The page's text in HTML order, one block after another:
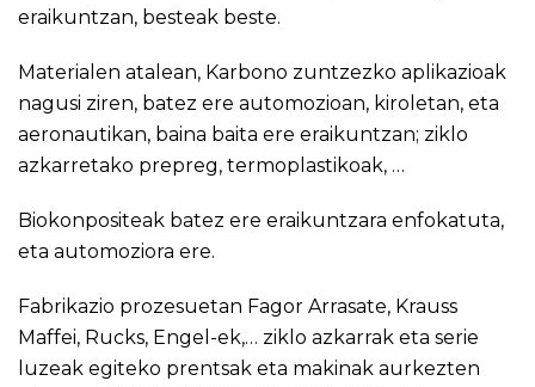
eraikuntzan, besteak beste.
Materialen atalean, Karbono zuntzezko aplikazioak
nagusi ziren, batez ere automozioan, kiroletan, eta
aeronautikan, baina baita ere eraikuntzan; ziklo
azkarretako prepreg, termoplastikoak, …
Biokonpositeak batez ere eraikuntzara enfokatuta,
eta automoziora ere.
Fabrikazio prozesuetan Fagor Arrasate, Krauss
Maffei, Rucks, Engel-ek,… ziklo azkarrak eta serie
luzeak egiteko prentsak eta makinak aurkezten